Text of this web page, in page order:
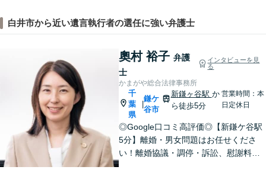
白井市から近い遺言執行者の選任に強い弁護士
奧村 裕子 弁護
士
インタビューを見
る
かまがや総合法律事務所
千
葉
県
鎌ケ
谷市
新鎌ヶ谷駅 か
ら徒歩5分
営業時間：本
日定休日
◎Google口コミ高評価◎【新鎌ケ谷駅
5分】離婚・男女問題はお任せくださ
い！離婚協議・調停・訴訟、慰謝料、